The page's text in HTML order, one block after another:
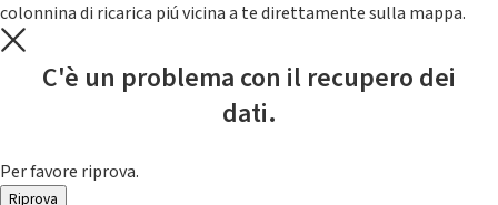
colonnina di ricarica piú vicina a te direttamente sulla mappa.
C'è un problema con il recupero dei
dati.
Per favore riprova.
Riprova